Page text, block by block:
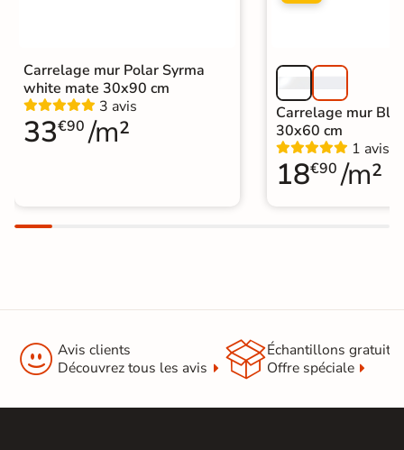
Carrelage mur Polar Syrma
white mate 30x90 cm
3 avis
33€90 /m²
Carrelage mur
30x60 cm
1 avis
18€90 /m²
 Avis clients
Découvrez tous les avis
Échantillons gratuit
Offre spéciale